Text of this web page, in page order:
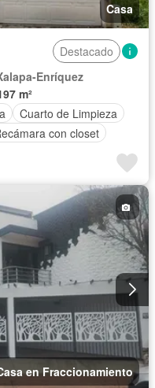
Casa
Destacado
Enríquez
m²
Cuarto de Limpieza
con closet
en Fraccionamiento